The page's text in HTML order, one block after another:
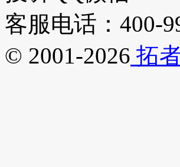
客服电话：400-
© 2001-2026 拓